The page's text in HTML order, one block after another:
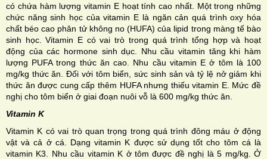
có chứa hàm lượng vitamin E hoạt tính cao nhất. Một trong những
chức năng sinh học của vitamin E là ngăn cản quá trình oxy hóa
chất béo cao phân tử không no (HUFA) của lipid trong màng tế bào
sinh học. Vitamin E có vai trò trong quá trình tổng hợp và hoạt
động của các hormone sinh dục. Nhu cầu vitamin tăng khi hàm
lượng PUFA trong thức ăn cao. Nhu cầu vitamin E ở tôm là 100
mg/kg thức ăn. Đối với tôm biển, sức sinh sản và tỷ lệ nở giảm khi
thức ăn được cung cấp thêm HUFA nhưng thiếu vitamin E. Mức đề
nghị cho tôm biển ở giai đoạn nuôi vỗ là 600 mg/kg thức ăn.
Vitamin K
Vitamin K có vai trò quan trọng trong quá trình đông máu ở động
vật và cả ở cá. Dạng vitamin K được sử dụng tốt cho tôm cá là
vitamin K3. Nhu cầu vitamin K ở tôm được đề nghị là 5 mg/kg. Ở